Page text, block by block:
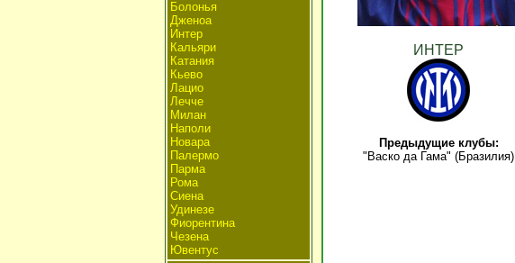
Болонья
Дженоа
Интер
Кальяри
Катания
Кьево
Лацио
Лечче
Милан
Наполи
Новара
Палермо
Парма
Рома
Сиена
Удинезе
Фиорентина
Чезена
Ювентус
ИНТЕР
Предыдущие клубы:
"Васко да Гама" (Бразилия)